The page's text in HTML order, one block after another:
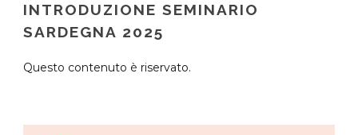
INTRODUZIONE SEMINARIO
SARDEGNA 2025
Questo contenuto è riservato.